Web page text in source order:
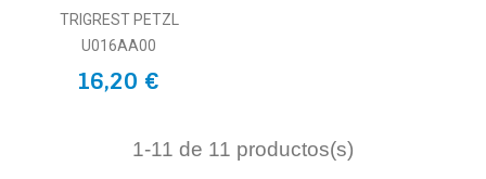
TRIGREST PETZL
U016AA00
16,20 €
1-11 de 11 productos(s)